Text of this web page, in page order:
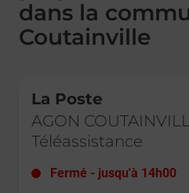
dans la
Coutainville
La Poste
AGON
Téléassistance
Fermé - jusqu'à 14h00